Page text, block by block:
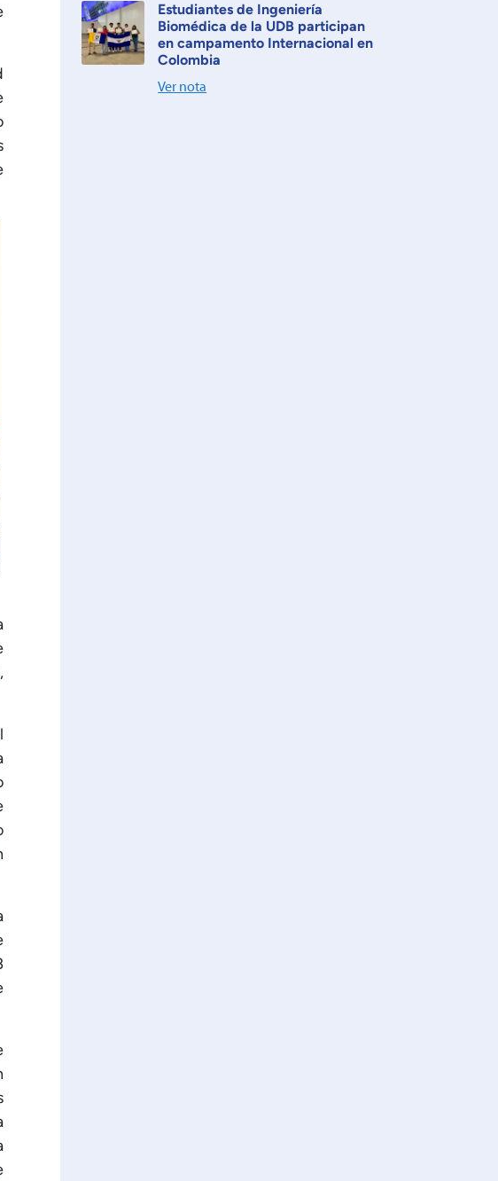
Estudiantes de Ingeniería
Biomédica de la UDB participan
en campamento Internacional en
Colombia
Ver nota